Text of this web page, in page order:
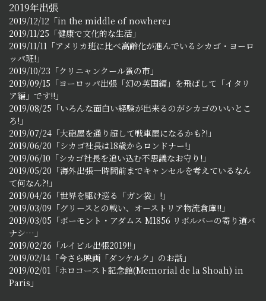
2019年出張
2019/12/12「in the middle of nowhere」
2019/11/25「健康で文化的な生活」
2019/11/11「アメリカ班に比べ高齢化が進んでいるシカゴ・ヨーロ
ッパ班!」
2019/10/23「クリニャンクール蚤の市」
2019/09/15「ヨーロッパ出張「幻の英国編」を飛ばして「イタリ
ア編」です!!」
2019/08/25「いろんな面白い経験が出来るのがシカゴのいいとこ
ろ!」
2019/07/24「大砲屋を通り超して戦車屋になるかも?!」
2019/06/20「シカゴ社長は18歳からロンドナー!」
2019/06/10「シカゴ社長を追い込む不思議なお守り!」
2019/05/20「海外出張一時間前までキャンセルを考えているなん
て何なん?!」
2019/04/26「世界を駆け巡る「ガン袋」!」
2019/03/09「グリースとの戦い、オーストリア物流倉庫!!」
2019/03/05「ボーモント・アダムス M1856 リボルバーの寄り道バ
ナシ…」
2019/02/26「ルイビル出張2019!!」
2019/02/14「今さら映画「ダンケルク」のお話」
2019/02/01「ホロコースト記念館(Memorial de la Shoah) in
Paris」